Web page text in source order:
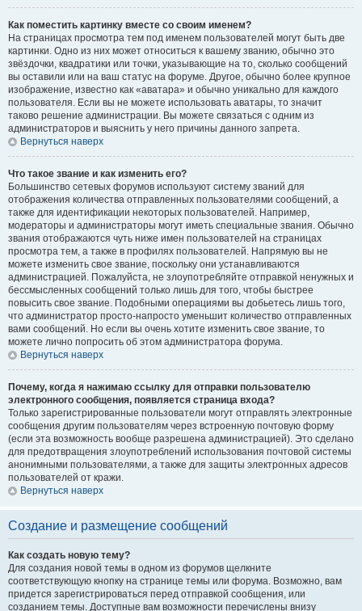
Как поместить картинку вместе со своим именем?
На страницах просмотра тем под именем пользователей могут быть две
картинки. Одно из них может относиться к вашему званию, обычно это
звёздочки, квадратики или точки, указывающие на то, сколько сообщений
вы оставили или на ваш статус на форуме. Другое, обычно более крупное
изображение, известно как «аватара» и обычно уникально для каждого
пользователя. Если вы не можете использовать аватары, то значит
таково решение администрации. Вы можете связаться с одним из
администраторов и выяснить у него причины данного запрета.
Вернуться наверх
Что такое звание и как изменить его?
Большинство сетевых форумов используют систему званий для
отображения количества отправленных пользователями сообщений, а
также для идентификации некоторых пользователей. Например,
модераторы и администраторы могут иметь специальные звания. Обычно
звания отображаются чуть ниже имен пользователей на страницах
просмотра тем, а также в профилях пользователей. Напрямую вы не
можете изменить свое звание, поскольку они устанавливаются
администрацией. Пожалуйста, не злоупотребляйте отправкой ненужных и
бессмысленных сообщений только лишь для того, чтобы быстрее
повысить свое звание. Подобными операциями вы добьетесь лишь того,
что администратор просто-напросто уменьшит количество отправленных
вами сообщений. Но если вы очень хотите изменить свое звание, то
можете лично попросить об этом администратора форума.
Вернуться наверх
Почему, когда я нажимаю ссылку для отправки пользователю
электронного сообщения, появляется страница входа?
Только зарегистрированные пользователи могут отправлять электронные
сообщения другим пользователям через встроенную почтовую форму
(если эта возможность вообще разрешена администрацией). Это сделано
для предотвращения злоупотреблений использования почтовой системы
анонимными пользователями, а также для защиты электронных адресов
пользователей от кражи.
Вернуться наверх
Создание и размещение сообщений
Как создать новую тему?
Для создания новой темы в одном из форумов щелкните
соответствующую кнопку на странице темы или форума. Возможно, вам
придется зарегистрироваться перед отправкой сообщения, или
созданием темы. Доступные вам возможности перечислены внизу